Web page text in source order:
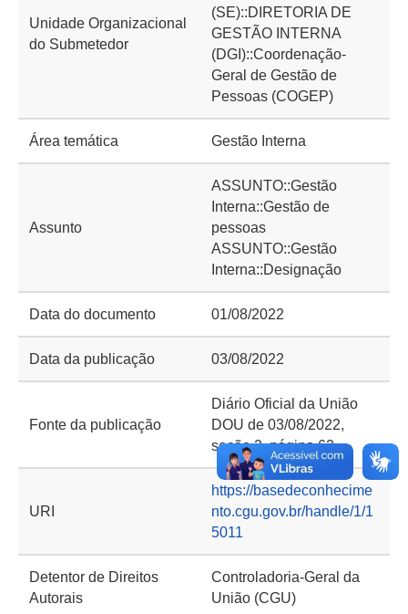
Unidade Organizacional
do Submetedor
(SE)::DIRETORIA DE
GESTÃO INTERNA
(DGI)::Coordenação-
Geral de Gestão de
Pessoas (COGEP)
Área temática Gestão Interna
Assunto
ASSUNTO::Gestão
Interna::Gestão de
pessoas
ASSUNTO::Gestão
Interna::Designação
Data do documento 01/08/2022
Data da publicação 03/08/2022
Fonte da publicação
Diário Oficial da União
DOU de 03/08/2022,
seção 2, página 62
URI
https://basedeconhecime
nto.cgu.gov.br/handle/1/1
5011
Detentor de Direitos
Autorais
Controladoria-Geral da
União (CGU)